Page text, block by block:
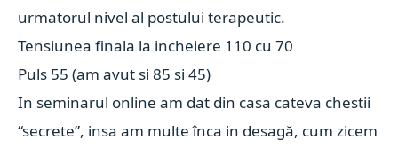
urmatorul nivel al postului terapeutic.
Tensiunea finala la incheiere 110 cu 70
Puls 55 (am avut si 85 si 45)
In seminarul online am dat din casa cateva chestii
“secrete”, insa am multe înca in desagă, cum zicem